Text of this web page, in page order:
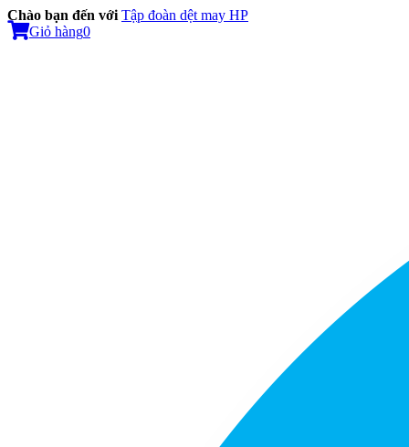
Chào bạn đến với Tập đoàn dệt may HP
Giỏ hàng0